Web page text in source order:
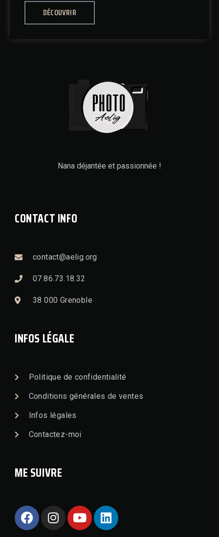
DÉCOUVRIR
Nana déjantée et passionnée !
CONTACT INFO
contact@aelig.org
07.86.73.18.32
38 000 Grenoble
INFOS LÉGALE
Politique de confidentialité
Conditions générales de ventes
Infos légales
Contactez-moi
ME SUIVRE